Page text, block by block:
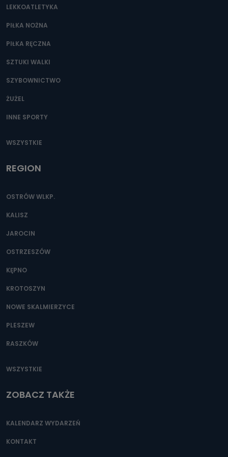
Przetwarzane kategorie Państwa danych osobowych to
zostały przekazane w Państwa imieniu) lub dane osobowe,
które zostały zebrane ze źródeł publicznie dostępnych, w
kontaktowy, adres korespondencyjny. Odbiorcą Pastwa
oraz partnerzy wspomagający administratora w jego
biznesowej działalności.
Jak skontaktować się z inspektorem
danych osobowych?
Można to zrobić pod numerem telefonu 62 735-51-05 lub
e-mailowo pod adresem: poczta@tvproart.pl
LEKKOATLETYKA
PIŁKA NOŻNA
PIŁKA RĘCZNA
SZTUKI WALKI
SZYBOWNICTWO
ŻUŻEL
INNE SPORTY
WSZYSTKIE
REGION
OSTRÓW WLKP.
KALISZ
JAROCIN
OSTRZESZÓW
KĘPNO
KROTOSZYN
NOWE SKALMIERZYCE
PLESZEW
RASZKÓW
WSZYSTKIE
ZOBACZ TAKŻE
KALENDARZ WYDARZEŃ
KONTAKT